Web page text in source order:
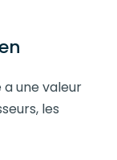
a une valeur
les